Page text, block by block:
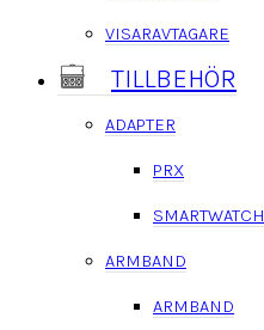
VISARAVTAGARE
TILLBEHÖR
ADAPTER
PRX
SMARTWATCH
ARMBAND
ARMBAND